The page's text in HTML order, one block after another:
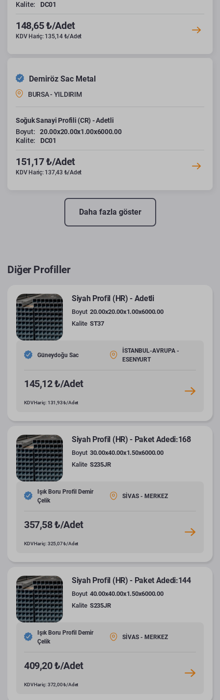
Kalite:
DC01
148,65 ₺/Adet
KDV Hariç: 135,14 ₺/Adet
Demiröz Sac Metal
BURSA - YILDIRIM
Soğuk Sanayi Profili (CR) - Adetli
Boyut:
20.00x20.00x1.00x6000.00
Kalite:
DC01
151,17 ₺/Adet
KDV Hariç: 137,43 ₺/Adet
Daha fazla göster
Diğer Profiller
Siyah Profil (HR) - Adetli
Boyut 20.00x20.00x1.00x6000.00
Kalite ST37
Güneydoğu Sac
İSTANBUL-AVRUPA -
ESENYURT
145,12 ₺/Adet
KDV Hariç: 131,93 ₺/Adet
Siyah Profil (HR) - Paket Adedi:168
Boyut 30.00x40.00x1.50x6000.00
Kalite S235JR
Işık Boru Profil Demir
Çelik
SİVAS - MERKEZ
357,58 ₺/Adet
KDV Hariç: 325,07 ₺/Adet
Siyah Profil (HR) - Paket Adedi:144
Boyut 40.00x40.00x1.50x6000.00
Kalite S235JR
Işık Boru Profil Demir
Çelik
SİVAS - MERKEZ
409,20 ₺/Adet
KDV Hariç: 372,00 ₺/Adet